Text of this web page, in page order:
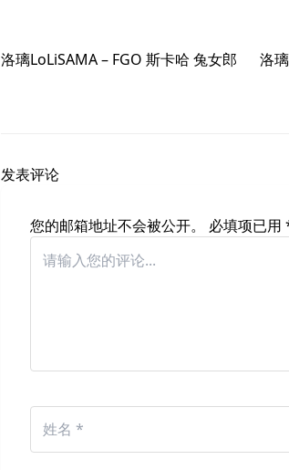
洛璃LoLiSAMA – FGO 斯卡哈 兔女郎 洛
发表评论
您的邮箱地址不会被公开。 必填项已用